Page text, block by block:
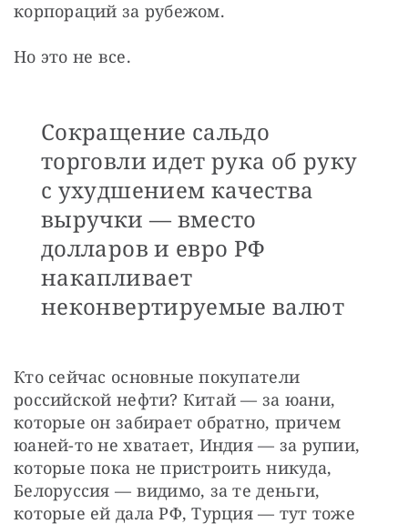
корпораций за рубежом.
Но это не все.
Сокращение сальдо
торговли идет рука об руку
с ухудшением качества
выручки — вместо
долларов и евро РФ
накапливает
неконвертируемые валют
Кто сейчас основные покупатели
российской нефти? Китай — за юани,
которые он забирает обратно, причем
юаней-то не хватает, Индия — за рупии,
которые пока не пристроить никуда,
Белоруссия — видимо, за те деньги,
которые ей дала РФ, Турция — тут тоже